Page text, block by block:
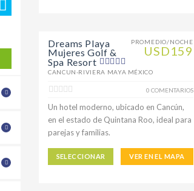
PROMEDIO/NOCHE
USD159
Dreams Playa
Mujeres Golf &
Spa Resort
CANCUN-RIVIERA MAYA MÉXICO
0 COMENTARIOS
Un hotel moderno, ubicado en Cancún,
en el estado de Quintana Roo, ideal para
parejas y familias.
SELECCIONAR VER EN EL MAPA